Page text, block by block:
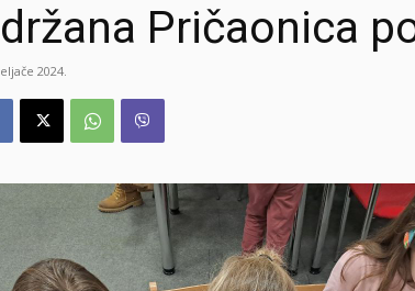
Pričaonica
2024.